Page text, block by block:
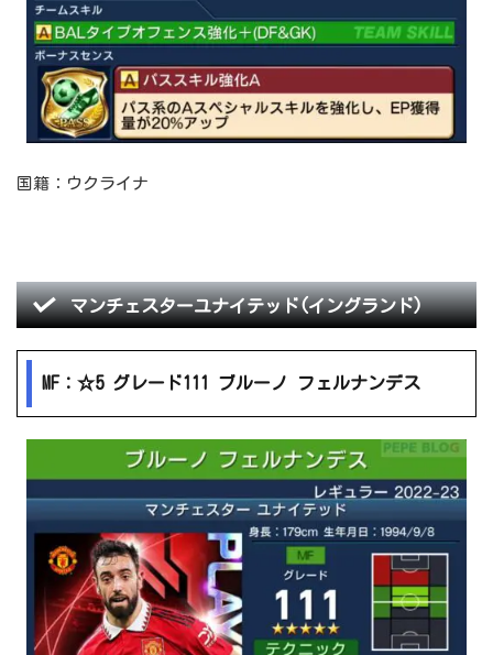
国籍：ウクライナ
マンチェスターユナイテッド(イングランド)
MF：☆5 グレード111 ブルーノ フェルナンデス